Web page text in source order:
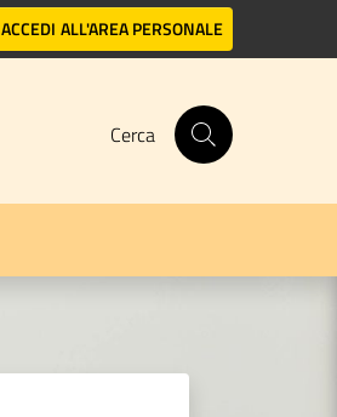
ACCEDI ALL'AREA PERSONALE
Cerca